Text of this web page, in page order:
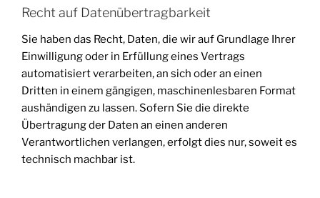
Recht auf Daten­übertrag­barkeit
Sie haben das Recht, Daten, die wir auf Grundlage Ihrer
Einwilligung oder in Erfüllung eines Vertrags
automatisiert verarbeiten, an sich oder an einen
Dritten in einem gängigen, maschinenlesbaren Format
aushändigen zu lassen. Sofern Sie die direkte
Übertragung der Daten an einen anderen
Verantwortlichen verlangen, erfolgt dies nur, soweit es
technisch machbar ist.